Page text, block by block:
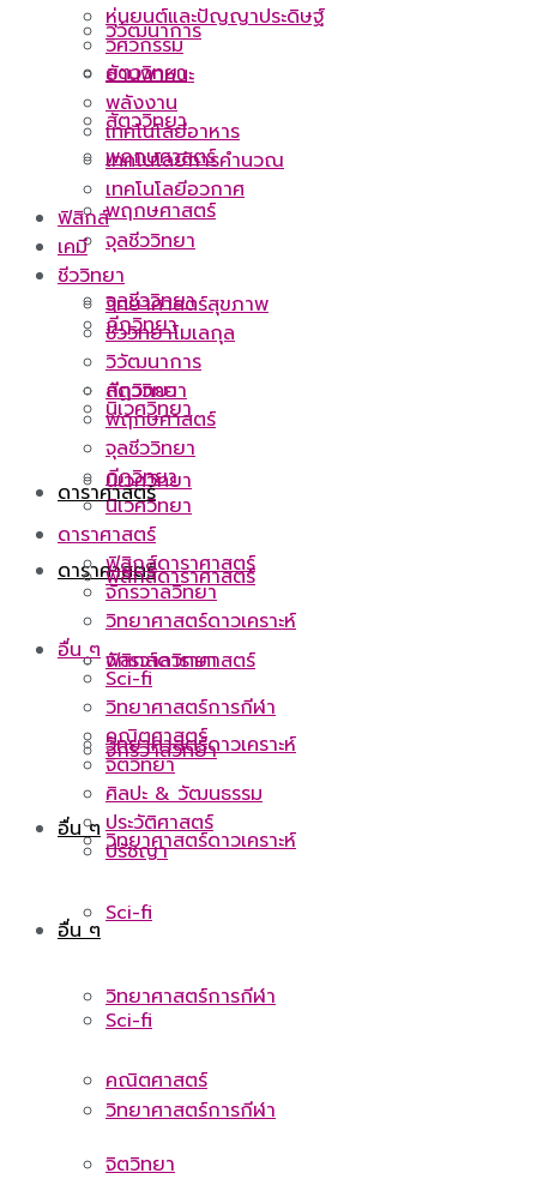
วิวัฒนาการ
สัตววิทยา
พฤกษศาสตร์
จุลชีววิทยา
กีฏวิทยา
นิเวศวิทยา
ดาราศาสตร์
ฟิสิกส์ดาราศาสตร์
จักรวาลวิทยา
วิทยาศาสตร์ดาวเคราะห์
อื่น ๆ
Sci-fi
วิทยาศาสตร์การกีฬา
สัตววิทยา
พฤกษศาสตร์
จุลชีววิทยา
กีฏวิทยา
นิเวศวิทยา
ดาราศาสตร์
ฟิสิกส์ดาราศาสตร์
จักรวาลวิทยา
วิทยาศาสตร์ดาวเคราะห์
อื่น ๆ
Sci-fi
วิทยาศาสตร์การกีฬา
คณิตศาสตร์
จิตวิทยา
หุ่นยนต์และปัญญาประดิษฐ์
วิศวกรรม
ยานพาหนะ
พลังงาน
เทคโนโลยีอาหาร
เทคโนโลยีการคำนวณ
เทคโนโลยีอวกาศ
ฟิสิกส์
เคมี
ชีววิทยา
วิทยาศาสตร์สุขภาพ
ชีววิทยาโมเลกุล
วิวัฒนาการ
สัตววิทยา
พฤกษศาสตร์
จุลชีววิทยา
กีฏวิทยา
นิเวศวิทยา
ดาราศาสตร์
ฟิสิกส์ดาราศาสตร์
จักรวาลวิทยา
วิทยาศาสตร์ดาวเคราะห์
อื่น ๆ
Sci-fi
วิทยาศาสตร์การกีฬา
คณิตศาสตร์
จิตวิทยา
ศิลปะ & วัฒนธรรม
ประวัติศาสตร์
ปรัชญา